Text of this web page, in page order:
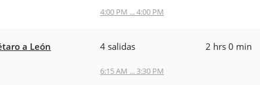
4:00 PM ... 4:00 PM
a León 4 salidas
6:15 AM ... 3:30 PM
2 hrs 0 min